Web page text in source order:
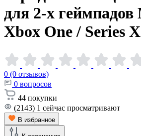
для 2-х
Xbox One / Series
0 (0 отзывов)
0 вопросов
44 покупки
(2143) 1 сейчас просматривают
В избранное